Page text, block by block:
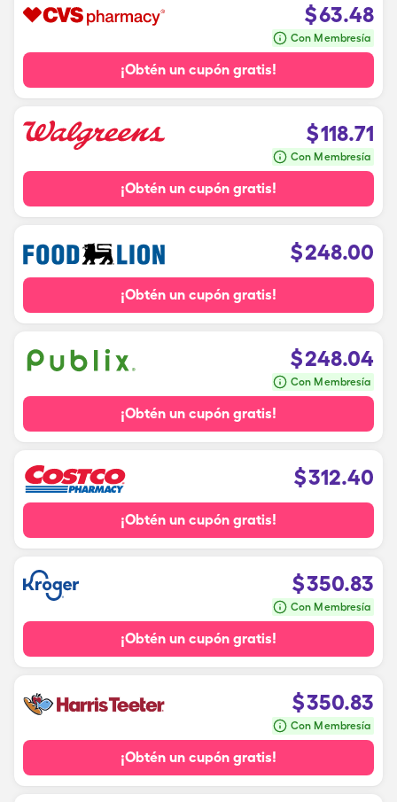
$63.48
Con Membresía
¡Obtén un cupón gratis!
$118.71
Con Membresía
¡Obtén un cupón gratis!
$248.00
¡Obtén un cupón gratis!
$248.04
Con Membresía
¡Obtén un cupón gratis!
$312.40
¡Obtén un cupón gratis!
$350.83
Con Membresía
¡Obtén un cupón gratis!
$350.83
Con Membresía
¡Obtén un cupón gratis!